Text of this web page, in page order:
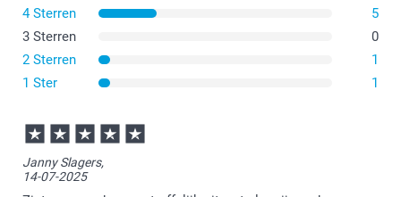
4 Sterren
5
3 Sterren
0
2 Sterren
1
1 Ster
1
Janny Slagers,
14-07-2025